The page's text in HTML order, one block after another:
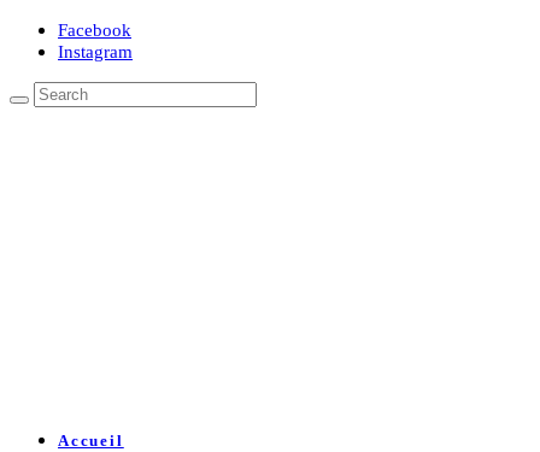
Facebook
Instagram
Accueil